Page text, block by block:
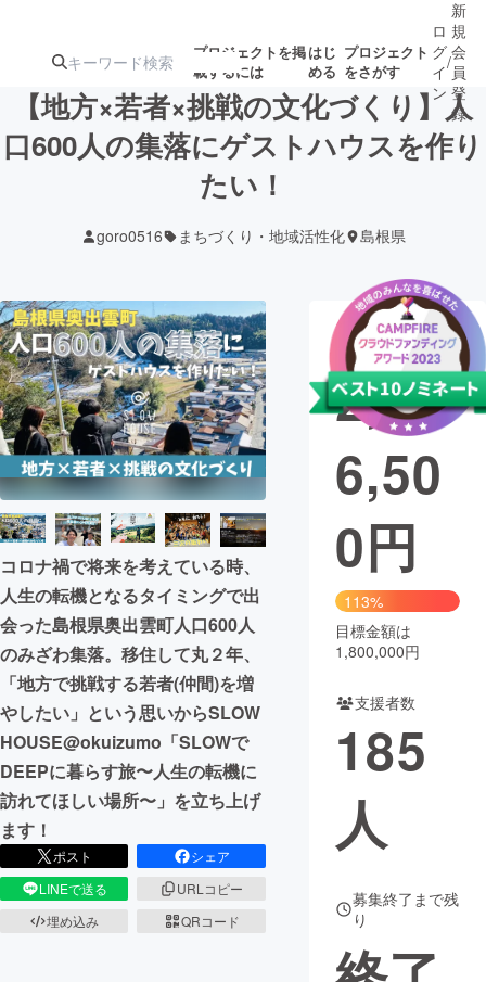
プロジェクトを掲
載するには
はじ
める
プロジェクト
をさがす
注目の新着プロ 募集終了が近いプ
音楽
テクノロジー・ガジェット ゲーム・サ
映像・映画 書籍・雑誌
ビジネス・起業 チャレンジ
まちづくり・地域活性化
CAMPFIRE for Social Good
CAMPFIRE Creation
CAMPFIREふるさと納税machi-ya コミュニティ
ロ
グ
イ
ン
/
新
規
会
員
登
録
【地方×若者×挑戦の文化づくり】人
口600人の集落にゲストハウスを作り
たい！
goro0516 まちづくり・地域活性化 島根県
コロナ禍で将来を考えている時、
人生の転機となるタイミングで出
会った島根県奥出雲町人口600人
のみざわ集落。移住して丸２年、
「地方で挑戦する若者(仲間)を増
やしたい」という思いからSLOW
HOUSE@okuizumo「SLOWで
DEEPに暮らす旅〜人生の転機に
訪れてほしい場所〜」を立ち上げ
ます！
ポスト
シェア
LINEで送る
URLコピー
埋め込み
QRコード
現在の支援総
額
2,04
6,50
0円
113%
目標金額は
1,800,000円
支援者数
185
人
募集終了まで残
り